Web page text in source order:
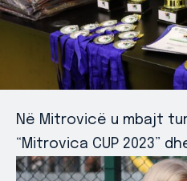
Në Mitrovicë u mbajt
“Mitrovica CUP 2023”